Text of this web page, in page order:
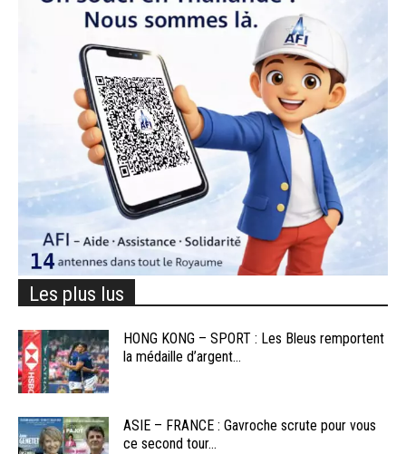
Les plus lus
HONG KONG – SPORT : Les Bleus remportent
la médaille d’argent...
ASIE – FRANCE : Gavroche scrute pour vous
ce second tour...